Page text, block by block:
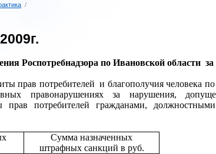
/
Роспотребнадзора по Ивановской области за
прав потребителей и благополучия человека
правонарушениях за нарушения,
прав потребителей гражданами,
Сумма назначенных
штрафных санкций в руб.